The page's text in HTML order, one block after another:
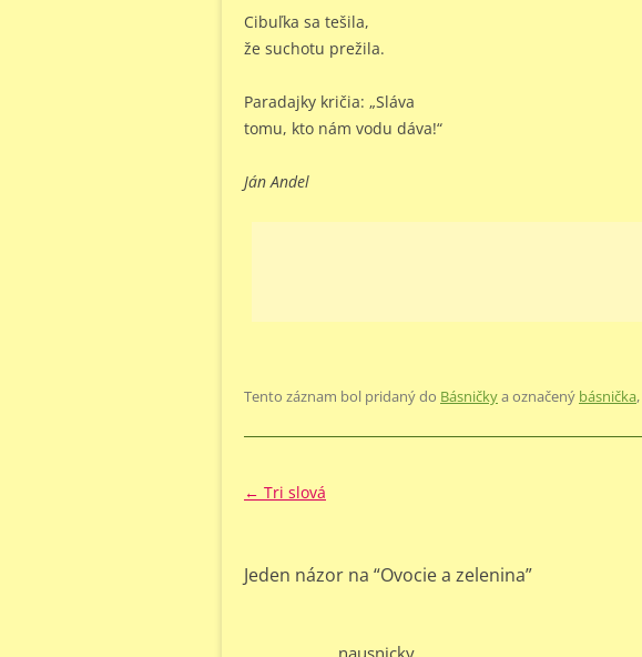
Cibuľka sa tešila,
že suchotu prežila.
Paradajky kričia: „Sláva
tomu, kto nám vodu dáva!“
Ján Andel
Tento záznam bol pridaný do Básničkya označený básnička,
Navigácia
← Tri slová
Jeden názor na “Ovocie a zelenina”
nausnicky